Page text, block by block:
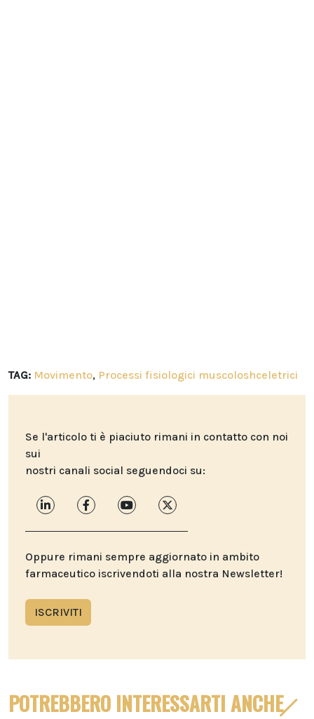
TAG: Movimento, Processi fisiologici muscoloshceletrici
Se l'articolo ti è piaciuto rimani in contatto con noi
sui
nostri canali social seguendoci su:
Oppure rimani sempre aggiornato in ambito
farmaceutico iscrivendoti alla nostra Newsletter!
ISCRIVITI
POTREBBERO INTERESSARTI ANCHE